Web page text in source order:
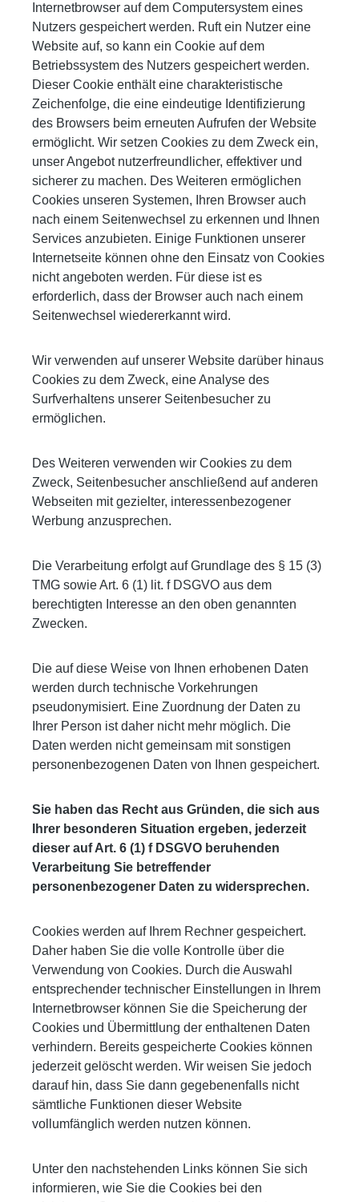
Internetbrowser auf dem Computersystem eines
Nutzers gespeichert werden. Ruft ein Nutzer eine
Website auf, so kann ein Cookie auf dem
Betriebssystem des Nutzers gespeichert werden.
Dieser Cookie enthält eine charakteristische
Zeichenfolge, die eine eindeutige Identifizierung
des Browsers beim erneuten Aufrufen der Website
ermöglicht. Wir setzen Cookies zu dem Zweck ein,
unser Angebot nutzerfreundlicher, effektiver und
sicherer zu machen. Des Weiteren ermöglichen
Cookies unseren Systemen, Ihren Browser auch
nach einem Seitenwechsel zu erkennen und Ihnen
Services anzubieten. Einige Funktionen unserer
Internetseite können ohne den Einsatz von Cookies
nicht angeboten werden. Für diese ist es
erforderlich, dass der Browser auch nach einem
Seitenwechsel wiedererkannt wird.
Wir verwenden auf unserer Website darüber hinaus
Cookies zu dem Zweck, eine Analyse des
Surfverhaltens unserer Seitenbesucher zu
ermöglichen.
Des Weiteren verwenden wir Cookies zu dem
Zweck, Seitenbesucher anschließend auf anderen
Webseiten mit gezielter, interessenbezogener
Werbung anzusprechen.
Die Verarbeitung erfolgt auf Grundlage des § 15 (3)
TMG sowie Art. 6 (1) lit. f DSGVO aus dem
berechtigten Interesse an den oben genannten
Zwecken.
Die auf diese Weise von Ihnen erhobenen Daten
werden durch technische Vorkehrungen
pseudonymisiert. Eine Zuordnung der Daten zu
Ihrer Person ist daher nicht mehr möglich. Die
Daten werden nicht gemeinsam mit sonstigen
personenbezogenen Daten von Ihnen gespeichert.
Sie haben das Recht aus Gründen, die sich aus
Ihrer besonderen Situation ergeben, jederzeit
dieser auf Art. 6 (1) f DSGVO beruhenden
Verarbeitung Sie betreffender
personenbezogener Daten zu widersprechen.
Cookies werden auf Ihrem Rechner gespeichert.
Daher haben Sie die volle Kontrolle über die
Verwendung von Cookies. Durch die Auswahl
entsprechender technischer Einstellungen in Ihrem
Internetbrowser können Sie die Speicherung der
Cookies und Übermittlung der enthaltenen Daten
verhindern. Bereits gespeicherte Cookies können
jederzeit gelöscht werden. Wir weisen Sie jedoch
darauf hin, dass Sie dann gegebenenfalls nicht
sämtliche Funktionen dieser Website
vollumfänglich werden nutzen können.
Unter den nachstehenden Links können Sie sich
informieren, wie Sie die Cookies bei den